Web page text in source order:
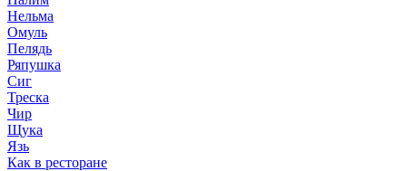
Нельма
Омуль
Пелядь
Ряпушка
Сиг
Треска
Чир
Щука
Язь
Как в ресторане